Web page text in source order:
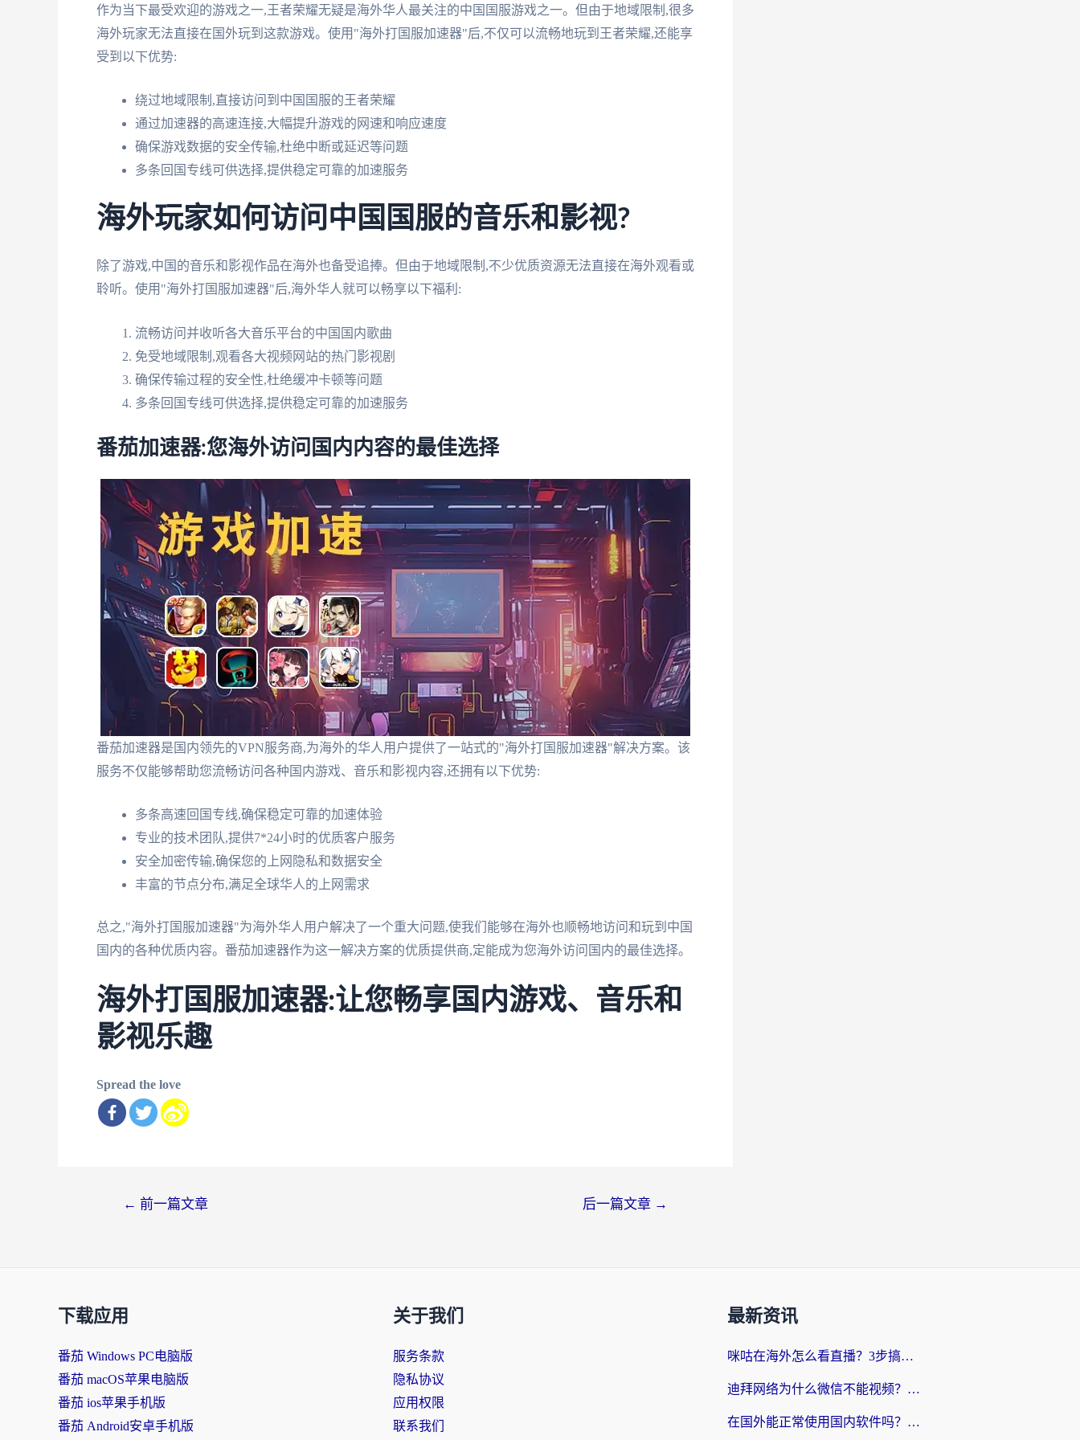
作为当下最受欢迎的游戏之一,王者荣耀无疑是海外华人最关注的中国国服游戏之一。但由于地域限制,很多
海外玩家无法直接在国外玩到这款游戏。使用"海外打国服加速器"后,不仅可以流畅地玩到王者荣耀,还能享
受到以下优势:
绕过地域限制,直接访问到中国国服的王者荣耀
通过加速器的高速连接,大幅提升游戏的网速和响应速度
确保游戏数据的安全传输,杜绝中断或延迟等问题
多条回国专线可供选择,提供稳定可靠的加速服务
海外玩家如何访问中国国服的音乐和影视?
除了游戏,中国的音乐和影视作品在海外也备受追捧。但由于地域限制,不少优质资源无法直接在海外观看或
聆听。使用"海外打国服加速器"后,海外华人就可以畅享以下福利:
流畅访问并收听各大音乐平台的中国国内歌曲
免受地域限制,观看各大视频网站的热门影视剧
确保传输过程的安全性,杜绝缓冲卡顿等问题
多条回国专线可供选择,提供稳定可靠的加速服务
番茄加速器:您海外访问国内内容的最佳选择
番茄加速器是国内领先的VPN服务商,为海外的华人用户提供了一站式的"海外打国服加速器"解决方案。该
服务不仅能够帮助您流畅访问各种国内游戏、音乐和影视内容,还拥有以下优势:
多条高速回国专线,确保稳定可靠的加速体验
专业的技术团队,提供7*24小时的优质客户服务
安全加密传输,确保您的上网隐私和数据安全
丰富的节点分布,满足全球华人的上网需求
总之,"海外打国服加速器"为海外华人用户解决了一个重大问题,使我们能够在海外也顺畅地访问和玩到中国
国内的各种优质内容。番茄加速器作为这一解决方案的优质提供商,定能成为您海外访问国内的最佳选择。
海外打国服加速器:让您畅享国内游戏、音乐和
影视乐趣
Spread the love
← 前一篇文章 后一篇文章 →
下载应用
番茄 Windows PC电脑版
番茄 macOS苹果电脑版
番茄 ios苹果手机版
番茄 Android安卓手机版
关于我们
服务条款
隐私协议
应用权限
联系我们
最新资讯
咪咕在海外怎么看直播？3步搞定地域限制，还能畅看腾讯视频与国内热剧
迪拜网络为什么微信不能视频？海外党必看的回国加速全攻略
在国外能正常使用国内软件吗？海外党亲测有效的无缝访问指南